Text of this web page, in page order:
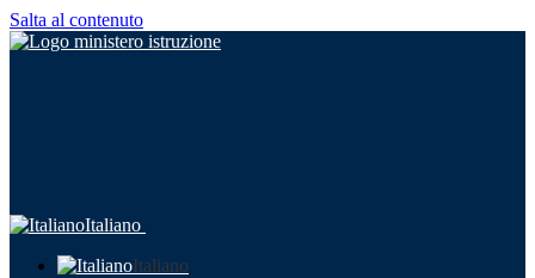
Salta al contenuto
Italiano
Italiano